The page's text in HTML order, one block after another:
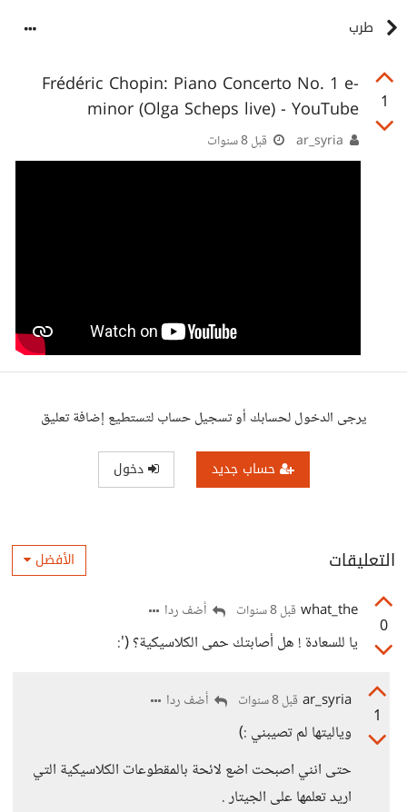
طرب
1
Frédéric Chopin: Piano Concerto No. 1 e-
minor (Olga Scheps live) - YouTube
قبل 8 سنوات
يرجى الدخول لحسابك أو تسجيل حساب لتستطيع إضافة تعليق
حساب جديد دخول
التعليقات الأفضل
0
what_the قبل 8 سنوات أضف ردا
يا للسعادة ! هل أصابتك حمى الكلاسيكية؟ (':
1
ar_syria قبل 8 سنوات أضف ردا
وياليتها لم تصيبني :)
حتى انني اصبحت اضع لائحة بالمقطوعات الكلاسيكية التي
اريد تعلمها على الجيتار .